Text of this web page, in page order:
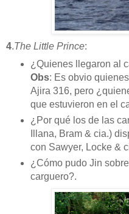
4.The Little Prince:
¿Quienes llegaron al
Obs: Es obvio
Ajira 316, pero
que estuvieron en el
¿Por qué los de las
Illana, Bram & cia.)
con Sawyer, Locke &
¿Cómo pudo Jin
carguero?.